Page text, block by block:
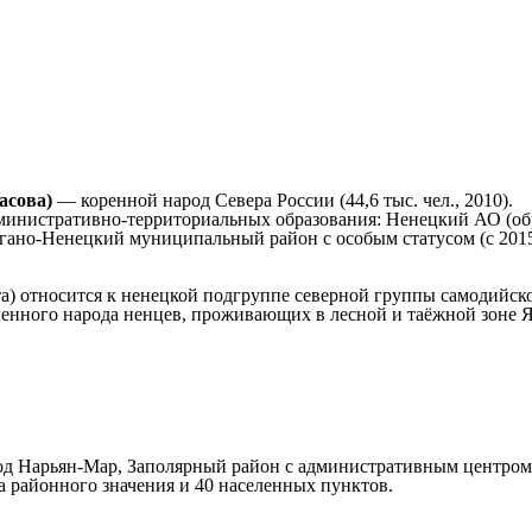
— коренной народ Севера России (44,6 тыс. чел., 2010).
территориальных образования: Ненецкий АО
Ненецкий муниципальный район с особым статусом (с
к ненецкой подгруппе северной группы
народа ненцев, проживающих в лесной и таёжной
Мар, Заполярный район с административным центром
районного значения и 40 населенных пунктов.